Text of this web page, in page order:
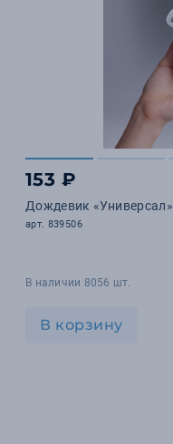
153 ₽
Дождевик «Универсал»
арт. 839506
В наличии 8056 шт.
В корзину